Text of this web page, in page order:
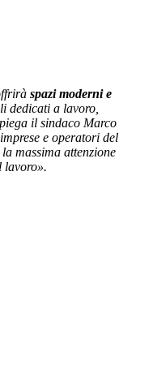
spazi moderni e
dedicati a lavoro,
il sindaco Marco
e operatori del
massima attenzione
lavoro».